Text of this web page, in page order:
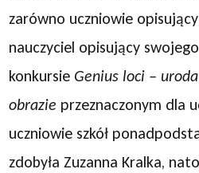
zarówno uczniowie
nauczyciel opisujący
konkursie Genius loci –
obrazie przeznaczonym dla
uczniowie szkół
zdobyła Zuzanna Kralka,